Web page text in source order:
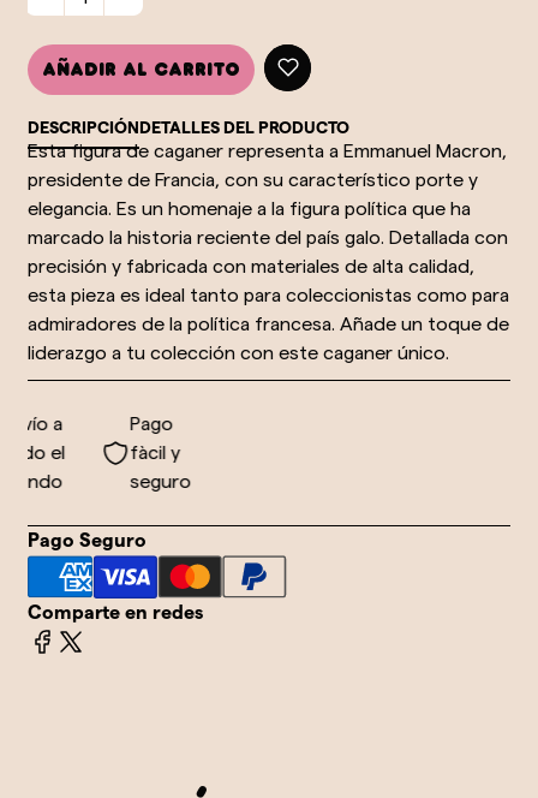
Añadir al carrito
DESCRIPCIÓNDETALLES DEL PRODUCTO
Esta figura de caganer representa a Emmanuel Macron,
presidente de Francia, con su característico porte y
elegancia. Es un homenaje a la figura política que ha
marcado la historia reciente del país galo. Detallada con
precisión y fabricada con materiales de alta calidad,
esta pieza es ideal tanto para coleccionistas como para
admiradores de la política francesa. Añade un toque de
liderazgo a tu colección con este caganer único.
a
el
Pago
fàcil y
seguro
Pago Seguro
Comparte en redes